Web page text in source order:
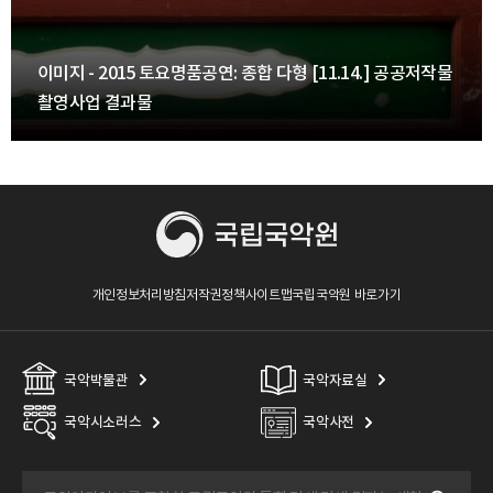
이미지 - 2015 토요명품공연: 종합 다형 [11.14.] 공공저작물
촬영사업 결과물
개인정보처리방침저작권정책사이트맵국립국악원 바로가기
국악박물관 국악자료실
국악시소러스 국악사전